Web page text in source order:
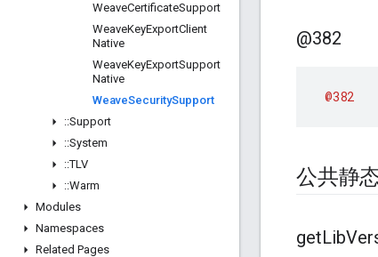
WeaveCertificateSupport
WeaveKeyExportClient
Native
WeaveKeyExportSupport
Native
WeaveSecuritySupport
::Support
::System
::TLV
::Warm
Modules
Namespaces
Related Pages
@382
@382
公共静
getLib